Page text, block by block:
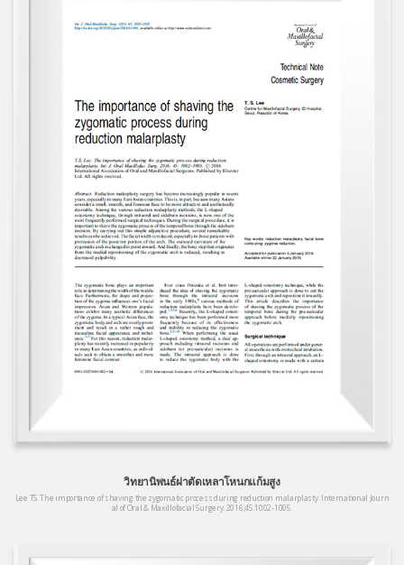
วิทยานิพนธ์ผ่าตัดเหลาโหนกแก้มสูง
Lee TS. The importance of shaving the zygomatic process during reduction malarplasty. International Journ
al of Oral & Maxillofacial Surgery. 2016;45:1002-1005.